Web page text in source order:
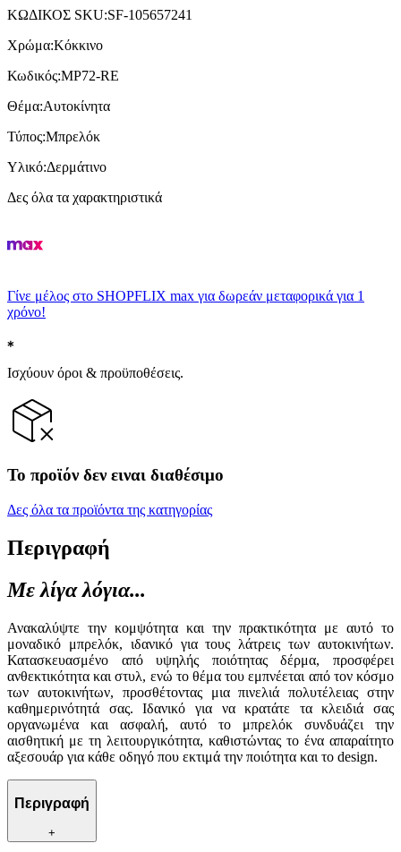
ΚΩΔΙΚΟΣ SKU:SF-105657241
Χρώμα:Κόκκινο
Κωδικός:MP72-RE
Θέμα:Αυτοκίνητα
Τύπος:Μπρελόκ
Υλικό:Δερμάτινο
Δες όλα τα χαρακτηριστικά
Γίνε μέλος στο SHOPFLIX max για δωρεάν μεταφορικά για 1
χρόνο!
Ισχύουν όροι & προϋποθέσεις.
Το προϊόν δεν ειναι διαθέσιμο
Δες όλα τα προϊόντα της κατηγορίας
Περιγραφή
Με λίγα λόγια...
Ανακαλύψτε την κομψότητα και την πρακτικότητα με αυτό το
μοναδικό μπρελόκ, ιδανικό για τους λάτρεις των αυτοκινήτων.
Κατασκευασμένο από υψηλής ποιότητας δέρμα, προσφέρει
ανθεκτικότητα και στυλ, ενώ το θέμα του εμπνέεται από τον κόσμο
των αυτοκινήτων, προσθέτοντας μια πινελιά πολυτέλειας στην
καθημερινότητά σας. Ιδανικό για να κρατάτε τα κλειδιά σας
οργανωμένα και ασφαλή, αυτό το μπρελόκ συνδυάζει την
αισθητική με τη λειτουργικότητα, καθιστώντας το ένα απαραίτητο
αξεσουάρ για κάθε οδηγό που εκτιμά την ποιότητα και το design.
Περιγραφή
+